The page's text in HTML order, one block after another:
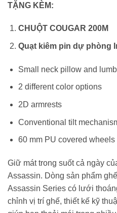
TẶNG KÈM:
CHUỘT COUGAR 200M
Quạt kiêm pin dự phòng
Small neck pillow and
2 different color options
2D armrests
Conventional tilt
60 mm PU covered wheels
Giữ mát trong suốt cả ngày
Assassin. Dòng sản phẩm
Assassin Series có lưới
chỉnh vị trí ghế, thiết kế kỹ